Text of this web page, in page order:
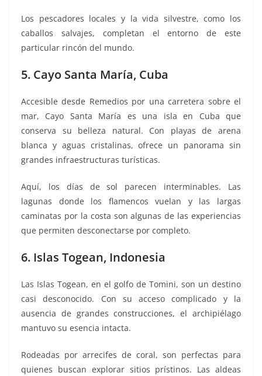
Los pescadores locales y la vida silvestre, como los
caballos salvajes, completan el entorno de este
particular rincón del mundo.
5. Cayo Santa María, Cuba
Accesible desde Remedios por una carretera sobre el
mar, Cayo Santa María es una isla en Cuba que
conserva su belleza natural. Con playas de arena
blanca y aguas cristalinas, ofrece un panorama sin
grandes infraestructuras turísticas.
Aquí, los días de sol parecen interminables. Las
lagunas donde los flamencos vuelan y las largas
caminatas por la costa son algunas de las experiencias
que permiten desconectarse por completo.
6. Islas Togean, Indonesia
Las Islas Togean, en el golfo de Tomini, son un destino
casi desconocido. Con su acceso complicado y la
ausencia de grandes construcciones, el archipiélago
mantuvo su esencia intacta.
Rodeadas por arrecifes de coral, son perfectas para
quienes buscan explorar sitios prístinos. Las aldeas